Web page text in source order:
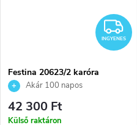
INGYENES
Festina 20623/2 karóra
Akár 100 napos
visszaküldési lehetőség. Hivatalos
márkakereskedő.
42 300 Ft
Külső raktáron